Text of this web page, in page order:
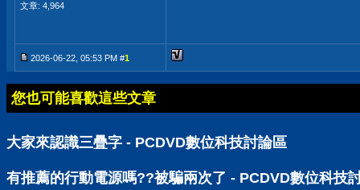
文章: 4,964
2026-06-22, 05:53 PM #1
您也可能喜歡這些文章
大家來認識三疊字 - PCDVD數位科技討論區
有推薦的行動電源嗎??被騙兩次了 - PCDVD數位科技